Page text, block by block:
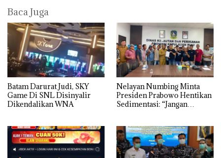
Baca Juga
Batam Darurat Judi, SKY
Game Di SNL Disinyalir
Dikendalikan WNA
Nelayan Numbing Minta
Presiden Prabowo Hentikan
Sedimentasi: “Jangan
Mencari Makan”